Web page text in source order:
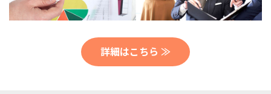
詳細はこちら ≫